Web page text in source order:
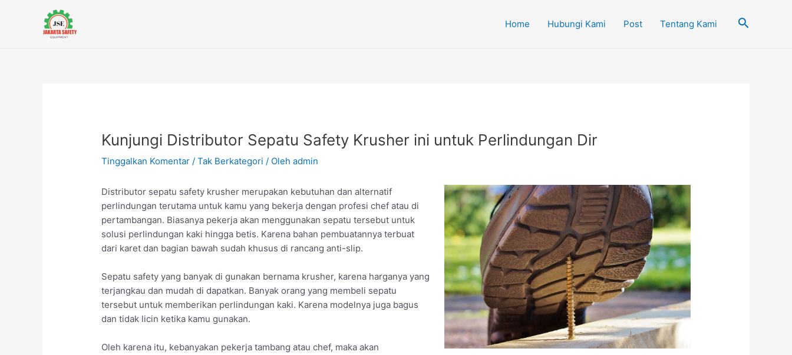
Home Hubungi Kami Post Tentang Kami Cari
Kunjungi Distributor Sepatu Safety Krusher ini untuk Perlindungan Dir
Tinggalkan Komentar /Tak Berkategori / Olehadmin
Distributor sepatu safety krusher merupakan kebutuhan dan alternatif
perlindungan terutama untuk kamu yang bekerja dengan profesi chef atau di
pertambangan. Biasanya pekerja akan menggunakan sepatu tersebut untuk
solusi perlindungan kaki hingga betis. Karena bahan pembuatannya terbuat
dari karet dan bagian bawah sudah khusus di rancang anti-slip.
Sepatu safety yang banyak di gunakan bernama krusher, karena harganya yang
terjangkau dan mudah di dapatkan. Banyak orang yang membeli sepatu
tersebut untuk memberikan perlindungan kaki. Karena modelnya juga bagus
dan tidak licin ketika kamu gunakan.
Oleh karena itu, kebanyakan pekerja tambang atau chef, maka akan
navigation